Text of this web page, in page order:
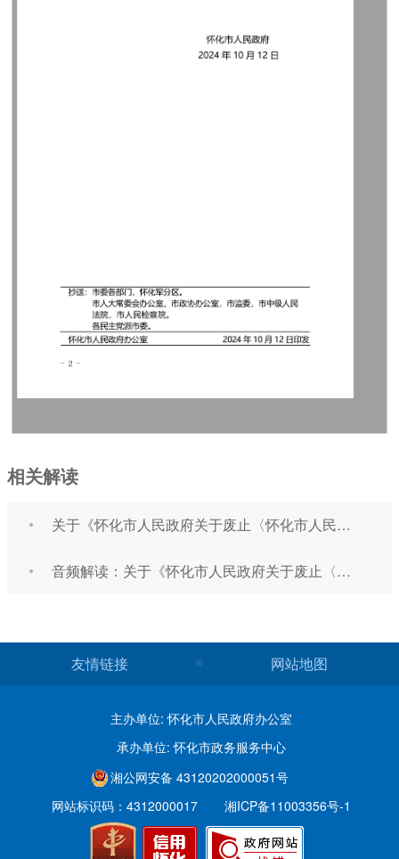
相关解读
关于《怀化市人民政府关于废止〈怀化市人民政府关于印发《怀化市促进商贸流通产业高质量发展若干措施》的通知〉（怀政发〔2022〕10号）文件的通知》的制定说明
音频解读：关于《怀化市人民政府关于废止〈怀化市人民政府关于印发《怀化市促进商贸流通产业高质量发展若干措施》的通知〉（怀政发〔2022〕10号）文件的通知》的制定说明
友情链接 网站地图
主办单位: 怀化市人民政府办公室
承办单位: 怀化市政务服务中心
湘公网安备 43120202000051号
网站标识码：4312000017
湘ICP备11003356号-1